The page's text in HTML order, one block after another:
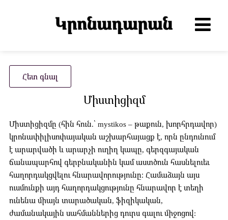
Հետ գնալ
Միստիցիզմ
Միստիցիզմը (հին հուն.՝ mystikos – թաքուն, խորհրդավոր)
կրոնափիլիսոփայական աշխարհայացք է, որն ընդունում
է արարվածի և արարչի ուղիղ կապը, գերզգայական
ճանապարհով գերբնականին կամ աստծուն հասնելուեւ
հաղորդակցվելու հնարավորությունը։ Համաձայն այս
ուսմունքի այդ հաղորդակցությունը հնարավոր է տեղի
ունենա միայն տարածական, ֆիզիկական,
ժամանակային սահմաններից դուրս գալու միջոցով: